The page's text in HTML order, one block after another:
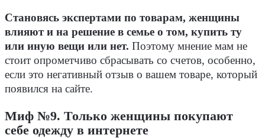
Становясь экспертами по товарам, женщины
влияют и на решение в семье о том, купить ту
или иную вещи или нет. Поэтому мнение мам не
стоит опрометчиво сбрасывать со счетов, особенно,
если это негативный отзыв о вашем товаре, который
появился на сайте.
Миф №9. Только женщины покупают
себе одежду в интернете